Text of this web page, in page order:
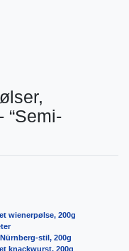
wienerpølse, 200g
stil, 200g
knackwurst, 200g